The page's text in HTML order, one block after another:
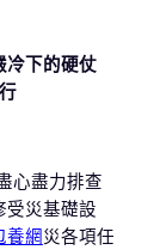
冷下的硬仗
心盡力排查
受災基礎設
養網災各項任